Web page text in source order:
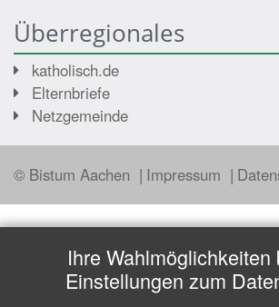
Überregionales
katholisch.de
Elternbriefe
Netzgemeinde
© Bistum Aachen Impressum
Ihre Wahlmöglichkeiten
Einstellungen zum